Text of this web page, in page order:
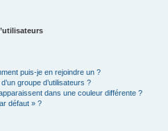
puis-je en rejoindre un ?
groupe d’utilisateurs ?
dans une couleur différente ?
défaut » ?